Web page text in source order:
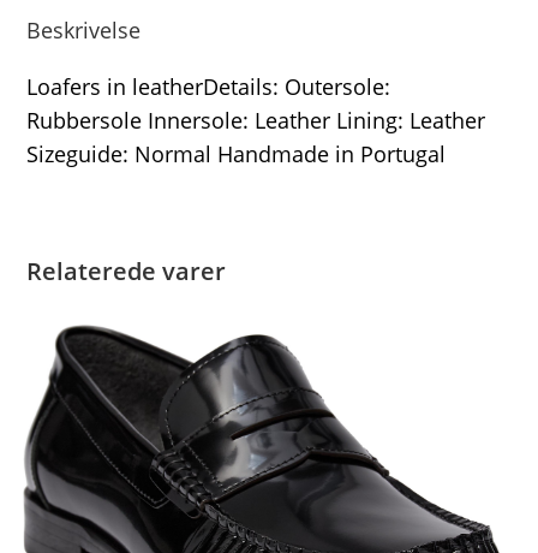
Beskrivelse
Loafers in leatherDetails: Outersole:
Rubbersole Innersole: Leather Lining: Leather
Sizeguide: Normal Handmade in Portugal
Relaterede varer